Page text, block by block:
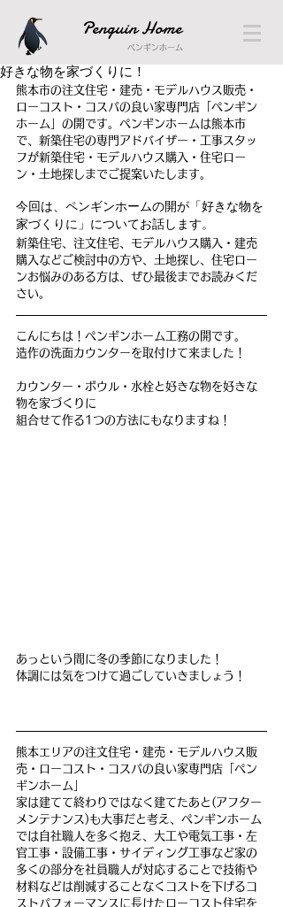
Penguin Home
ペンギンホーム
好きな物を家づくりに！
熊本市の注文住宅・建売・モデルハウス販売・
ローコスト・コスパの良い家専門店「ペンギン
ホーム」の開です。ペンギンホームは熊本市
で、新築住宅の専門アドバイザー・工事スタッ
フが新築住宅・モデルハウス購入・住宅ロー
ン・土地探しまでご提案いたします。
今回は、ペンギンホームの開が「好きな物を
家づくりに」についてお話します。
新築住宅、注文住宅、モデルハウス購入・建売
購入などご検討中の方や、土地探し、住宅ロー
ンお悩みのある方は、ぜひ最後までお読みくだ
さい。
こんにちは！ペンギンホーム工務の開です。
造作の洗面カウンターを取付けて来ました！
カウンター・ボウル・水栓と好きな物を好きな
物を家づくりに
組合せて作る1つの方法にもなりますね！
あっという間に冬の季節になりました！
体調には気をつけて過ごしていきましょう！
熊本エリアの注文住宅・建売・モデルハウス販
売・ローコスト・コスパの良い家専門店「ペン
ギンホーム」
家は建てて終わりではなく建てたあと(アフター
メンテナンス)も大事だと考え、ペンギンホーム
では自社職人を多く抱え、大工や電気工事・左
官工事・設備工事・サイディング工事など家の
多くの部分を社員職人が対応することで技術や
材料などは削減することなくコストを下げるコ
ストパフォーマンスに長けたローコスト住宅を